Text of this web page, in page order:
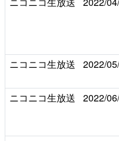
ニコニコ生放送 2022/
ニコニコ生放送 2022/